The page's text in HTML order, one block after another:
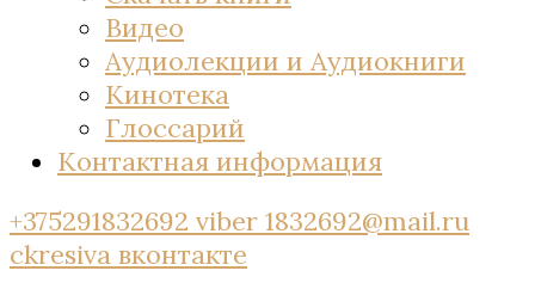
Видео
Аудиолекции и Аудиокниги
Кинотека
Глоссарий
Контактная информация
+375291832692 viber 1832692@mail.ru
ckresiva вконтакте